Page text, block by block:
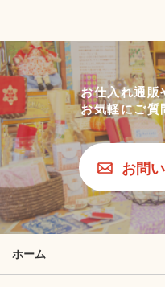
お仕入れ通販
お気軽にご質
お問
ホーム